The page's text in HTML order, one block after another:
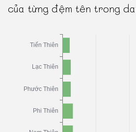
của từng đệm tên trong